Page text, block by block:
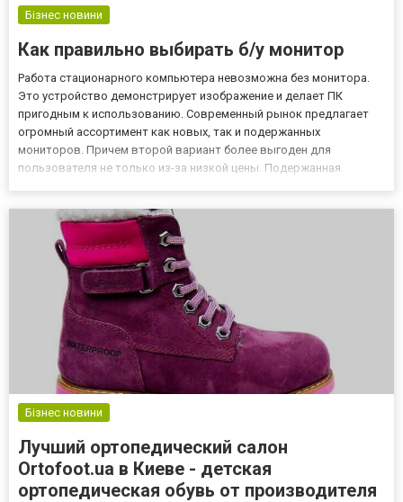
Бізнес новини
Как правильно выбирать б/у монитор
Работа стационарного компьютера невозможна без монитора.
Это устройство демонстрирует изображение и делает ПК
пригодным к использованию. Современный рынок предлагает
огромный ассортимент как новых, так и подержанных
мониторов. Причем второй вариант более выгоден для
пользователя не только из-за низкой цены. Подержанная
При покупке б/у оборуд...
Бізнес новини
Лучший ортопедический салон
Ortofoot.ua в Киеве - детская
ортопедическая обувь от производителя